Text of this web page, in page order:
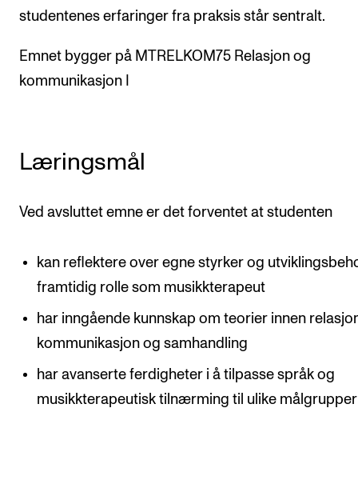
IN.TUNE
AKTUELT
Ledige stillinger
INFO
For ansatte og studenter
studentenes erfaringer fra praksis står sentralt.
Emnet bygger på MTRELKOM75 Relasjon og
kommunikasjon I
Læringsmål
Ved avsluttet emne er det forventet at studenten
kan reflektere over egne styrker og
framtidig rolle som musikkterapeut
har inngående kunnskap om teorier innen
kommunikasjon og samhandling
har avanserte ferdigheter i å tilpasse språk og
musikkterapeutisk tilnærming til ulike målgrupper